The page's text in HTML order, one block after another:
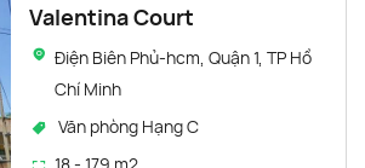
Valentina Court
Điện Biên Phủ-hcm, Quận 1, TP Hồ
Chí Minh
Văn phòng Hạng C
18 - 179 m2